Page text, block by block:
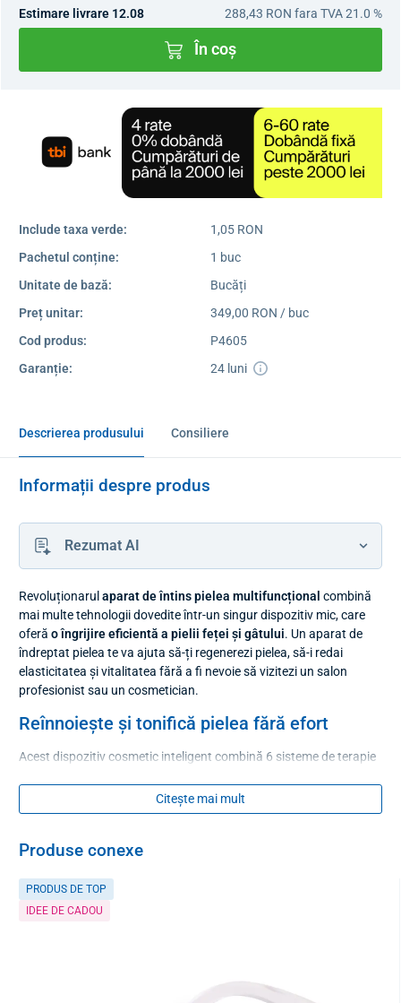
Estimare livrare 12.08 288,43 RON fara TVA 21.0 %
În coș
Include taxa verde:
1,05 RON
Pachetul conține:
1 buc
Unitate de bază:
Bucăți
Preț unitar:
349,00 RON / buc
Cod produs:
P4605
Garanție:
24 luni
Descrierea produsului Consiliere
Informații despre produs
Rezumat AI
Revoluționarul aparat de întins pielea multifuncțional combină
mai multe tehnologii dovedite într-un singur dispozitiv mic, care
oferă o îngrijire eficientă a pielii feței și gâtului. Un aparat de
îndreptat pielea te va ajuta să-ți regenerezi pielea, să-i redai
elasticitatea și vitalitatea fără a fi nevoie să vizitezi un salon
profesionist sau un cosmetician.
Reînnoiește și tonifică pielea fără efort
Acest dispozitiv cosmetic inteligent combină 6 sisteme de terapie
de joasă frecvență (25 KHz),RF- unde electrice de înaltă
frecvență (2 MHz),termoterapieprin încălzirea și răcirea pielii și
active , similarăfuncției galvanice
Stimuli termici și vibraționali blânzi promovează producția de
colagen șiîmbunătățesc absorbția nutrienților
Citește mai mult
Produse conexe
PRODUS DE TOP
IDEE DE CADOU